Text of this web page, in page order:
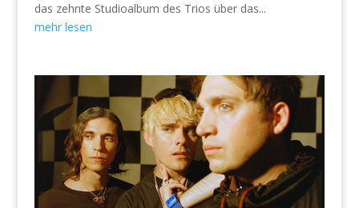
das zehnte Studioalbum des Trios über das...
mehr lesen